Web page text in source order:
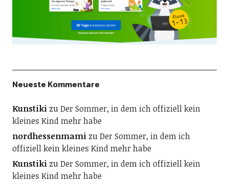
Neueste Kommentare
KunstikizuDer Sommer, in dem ich offiziell kein
kleines Kind mehr habe
nordhessenmamizuDer Sommer, in dem ich
offiziell kein kleines Kind mehr habe
KunstikizuDer Sommer, in dem ich offiziell kein
kleines Kind mehr habe